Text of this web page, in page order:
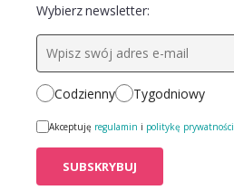
Wybierz newsletter:
Codzienny Tygodniowy
Akceptuję regulamin i politykę prywatności